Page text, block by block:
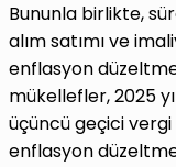
Bununla birlikte,
alım satımı ve
enflasyon
mükellefler, 2025
üçüncü geçici
enflasyon